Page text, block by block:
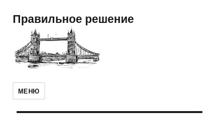
Правильное решение
МЕНЮ